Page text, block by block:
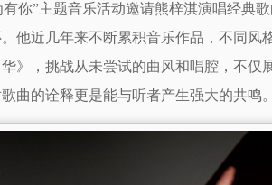
有你”主题音乐活动邀请熊梓淇演唱经典
他近几年来不断累积音乐作品，不同
》，挑战从未尝试的曲风和唱腔，不仅
曲的诠释更是能与听者产生强大的共鸣